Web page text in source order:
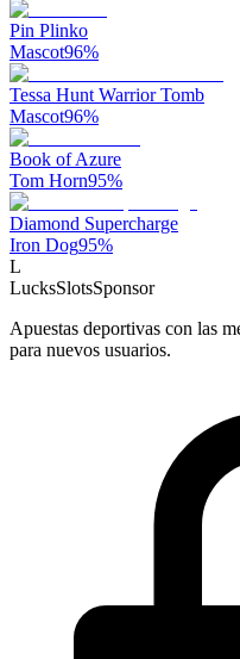
Pin Plinko
Mascot96%
Tessa Hunt Warrior Tomb
Mascot96%
Book of Azure
Tom Horn95%
Diamond Supercharge
Iron Dog95%
L
LucksSlotsSponsor
Apuestas deportivas con las
para nuevos usuarios.